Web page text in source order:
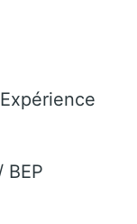
Expérience
BEP